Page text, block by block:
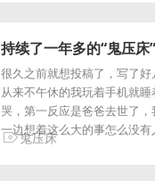
持续了一年多的“鬼压床
很久之前就想投稿了，写了
从来不午休的我玩着手机就
哭，第一反应是爸爸去世了
一边想着这么大的事怎么没
鬼压床